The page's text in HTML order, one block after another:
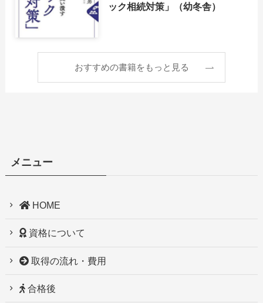
ック相続対策」（幼冬舎）
おすすめの書籍をもっと見る
メニュー
HOME
資格について
取得の流れ・費用
合格後